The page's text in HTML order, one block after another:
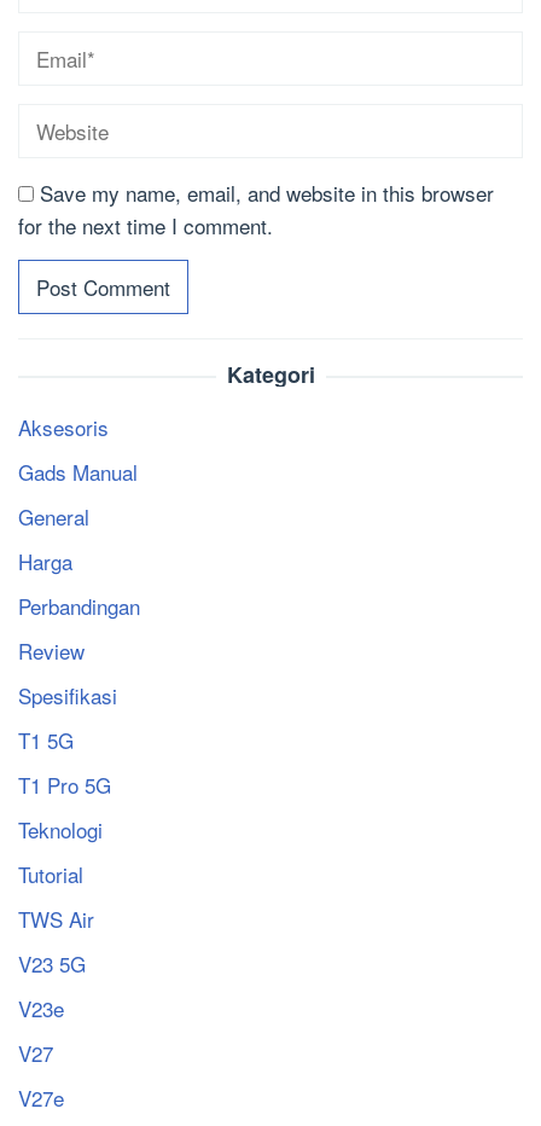
Save my name, email, and website in this browser
for the next time I comment.
Kategori
Aksesoris
Gads Manual
General
Harga
Perbandingan
Review
Spesifikasi
T1 5G
T1 Pro 5G
Teknologi
Tutorial
TWS Air
V23 5G
V23e
V27
V27e